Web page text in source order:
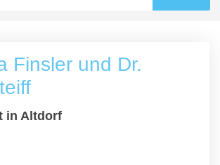
Finsler und Dr.
in Altdorf